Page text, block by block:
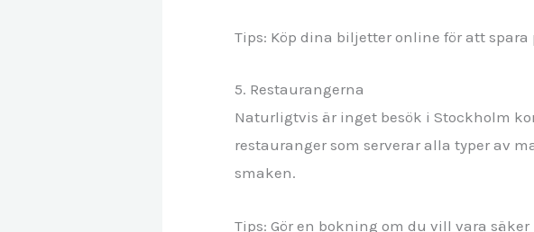
Tips: Köp dina biljetter online för att spara
5. Restaurangerna
Naturligtvis är inget besök i Stockholm
restauranger som serverar alla typer av
smaken.
Tips: Gör en bokning om du vill vara